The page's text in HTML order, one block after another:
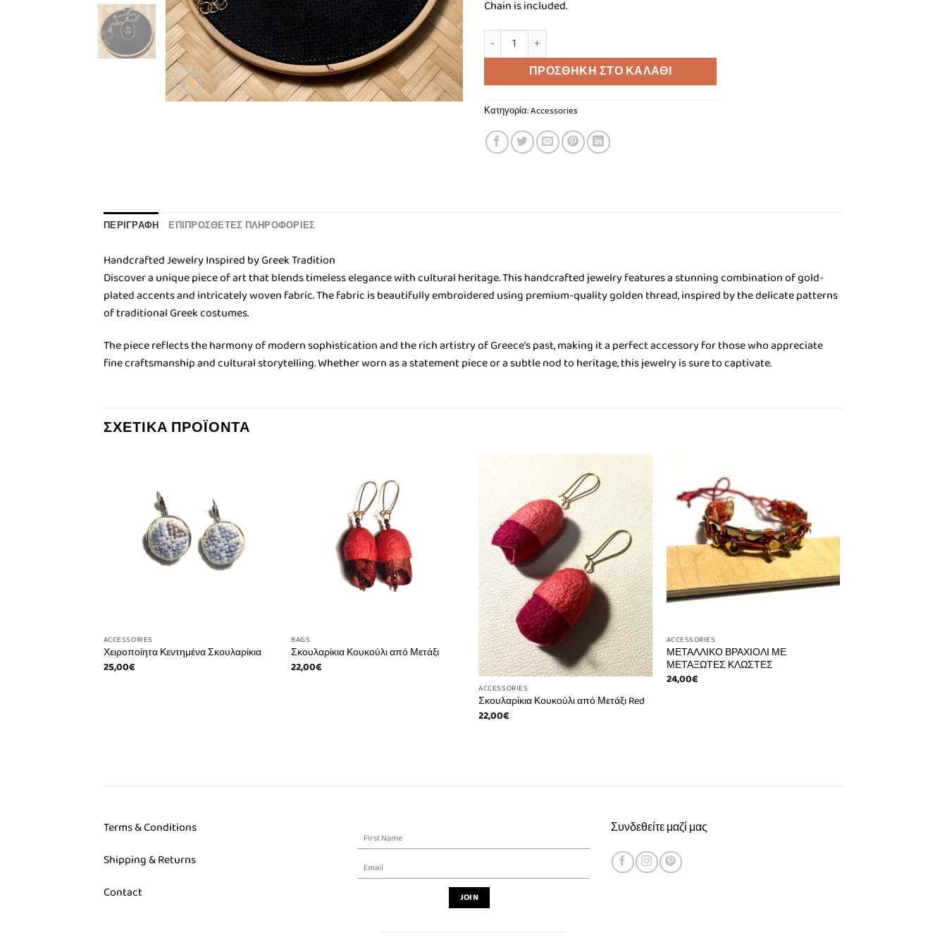
Chain is included.
"The Gold Diamond Pendant" ποσότητα
ΠΡΟΣΘΉΚΗ ΣΤΟ ΚΑΛΆΘΙ
Κατηγορία:Accessories
ΠΕΡΙΓΡΑΦΉ ΕΠΙΠΡΌΣΘΕΤΕΣ ΠΛΗΡΟΦΟΡΊΕΣ
Handcrafted Jewelry Inspired by Greek Tradition
Discover a unique piece of art that blends timeless elegance with cultural heritage. This handcrafted jewelry features a stunning combination of gold-
plated accents and intricately woven fabric. The fabric is beautifully embroidered using premium-quality golden thread, inspired by the delicate patterns
of traditional Greek costumes.
The piece reflects the harmony of modern sophistication and the rich artistry of Greece’s past, making it a perfect accessory for those who appreciate
fine craftsmanship and cultural storytelling. Whether worn as a statement piece or a subtle nod to heritage, this jewelry is sure to captivate.
ΣΧΕΤΙΚΆ ΠΡΟΪΌΝΤΑ
στην λίστα
επιθυμιών
ACCESSORIES
Χειροποίητα Κεντημένα Σκουλαρίκια
25,00€
BAGS
Σκουλαρίκια Κουκούλι από Μετάξι
22,00€
Πρόσθήκη
στην λίστα
επιθυμιών
ACCESSORIES
Σκουλαρίκια Κουκούλι από Μετάξι Red
22,00€
Πρόσθήκη
στην λίστα
επιθυμιών
ACCESSORIES
ΜΕΤΑΛΛΙΚΟ ΒΡΑΧΙΟΛΙ ΜΕ
ΜΕΤΑΞΩΤΕΣ ΚΛΩΣΤΕΣ
24,00€
Terms & Conditions
Shipping & Returns
Contact
Συνδεθείτε μαζί μας